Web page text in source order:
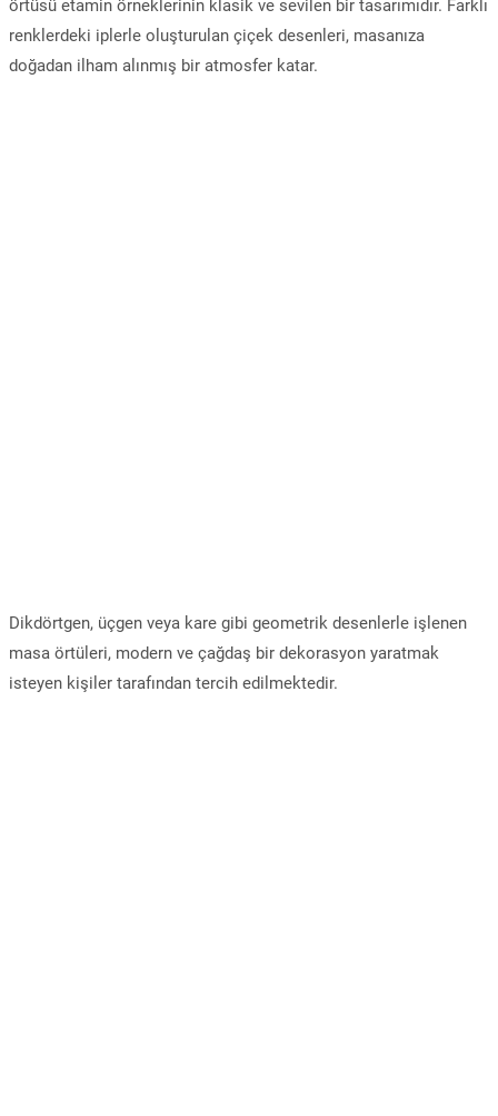
örtüsü etamin örneklerinin klasik ve sevilen bir tasarımıdır. Farklı
renklerdeki iplerle oluşturulan çiçek desenleri, masanıza
doğadan ilham alınmış bir atmosfer katar.
Dikdörtgen, üçgen veya kare gibi geometrik desenlerle işlenen
masa örtüleri, modern ve çağdaş bir dekorasyon yaratmak
isteyen kişiler tarafından tercih edilmektedir.